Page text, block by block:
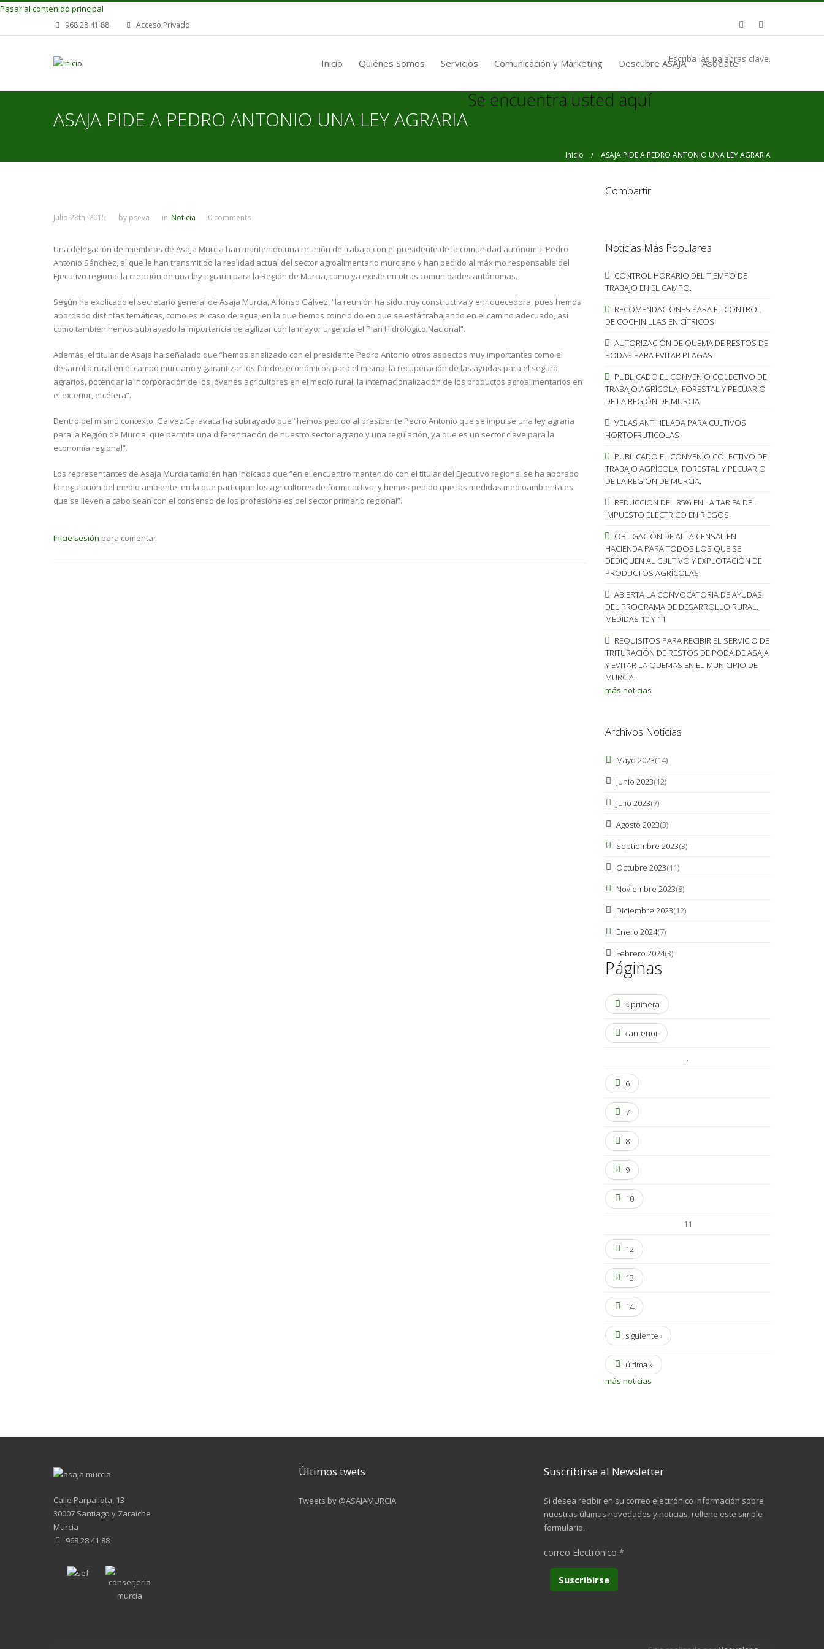
Pasar al contenido principal
968 28 41 88 Acceso Privado
Inicio Quiénes Somos Servicios Comunicación y Marketing Descubre ASAJA Asóciate
Escriba las palabras clave.
ASAJA PIDE A PEDRO ANTONIO UNA LEY AGRARIA
Se encuentra usted aquí
Inicio / ASAJA PIDE A PEDRO ANTONIO UNA LEY AGRARIA
Julio 28th, 2015 by pseva in Noticia 0 comments
Una delegación de miembros de Asaja Murcia han mantenido una reunión de trabajo con el presidente de la comunidad autónoma, Pedro
Antonio Sánchez, al que le han transmitido la realidad actual del sector agroalimentario murciano y han pedido al máximo responsable del
Ejecutivo regional la creación de una ley agraria para la Región de Murcia, como ya existe en otras comunidades autónomas.
Según ha explicado el secretario general de Asaja Murcia, Alfonso Gálvez, “la reunión ha sido muy constructiva y enriquecedora, pues hemos
abordado distintas temáticas, como es el caso de agua, en la que hemos coincidido en que se está trabajando en el camino adecuado, así
como también hemos subrayado la importancia de agilizar con la mayor urgencia el Plan Hidrológico Nacional”.
Además, el titular de Asaja ha señalado que “hemos analizado con el presidente Pedro Antonio otros aspectos muy importantes como el
desarrollo rural en el campo murciano y garantizar los fondos económicos para el mismo, la recuperación de las ayudas para el seguro
agrarios, potenciar la incorporación de los jóvenes agricultores en el medio rural, la internacionalización de los productos agroalimentarios en
el exterior, etcétera”.
Dentro del mismo contexto, Gálvez Caravaca ha subrayado que “hemos pedido al presidente Pedro Antonio que se impulse una ley agraria
para la Región de Murcia, que permita una diferenciación de nuestro sector agrario y una regulación, ya que es un sector clave para la
economía regional”.
Los representantes de Asaja Murcia también han indicado que “en el encuentro mantenido con el titular del Ejecutivo regional se ha aborado
la regulación del medio ambiente, en la que participan los agricultores de forma activa, y hemos pedido que las medidas medioambientales
que se lleven a cabo sean con el consenso de los profesionales del sector primario regional”.
Inicie sesión para comentar
Compartir
Noticias Más Populares
CONTROL HORARIO DEL TIEMPO DE
TRABAJO EN EL CAMPO.
RECOMENDACIONES PARA EL CONTROL
DE COCHINILLAS EN CÍTRICOS
AUTORIZACIÓN DE QUEMA DE RESTOS DE
PODAS PARA EVITAR PLAGAS
PUBLICADO EL CONVENIO COLECTIVO DE
TRABAJO AGRÍCOLA, FORESTAL Y PECUARIO
DE LA REGIÓN DE MURCIA
VELAS ANTIHELADA PARA CULTIVOS
HORTOFRUTICOLAS
PUBLICADO EL CONVENIO COLECTIVO DE
TRABAJO AGRÍCOLA, FORESTAL Y PECUARIO
DE LA REGIÓN DE MURCIA.
REDUCCION DEL 85% EN LA TARIFA DEL
IMPUESTO ELECTRICO EN RIEGOS
OBLIGACIÓN DE ALTA CENSAL EN
HACIENDA PARA TODOS LOS QUE SE
DEDIQUEN AL CULTIVO Y EXPLOTACIÓN DE
PRODUCTOS AGRÍCOLAS
ABIERTA LA CONVOCATORIA DE AYUDAS
DEL PROGRAMA DE DESARROLLO RURAL.
MEDIDAS 10 Y 11
REQUISITOS PARA RECIBIR EL SERVICIO DE
TRITURACIÓN DE RESTOS DE PODA DE ASAJA
Y EVITAR LA QUEMAS EN EL MUNICIPIO DE
MURCIA..
más noticias
Archivos Noticias
Mayo 2023(14)
Junio 2023(12)
Julio 2023(7)
Agosto 2023(3)
Septiembre 2023(3)
Octubre 2023(11)
Noviembre 2023(8)
Diciembre 2023(12)
Enero 2024(7)
Febrero 2024(3)
Páginas
« primera
‹ anterior
…
6
7
8
9
10
11
12
13
14
siguiente ›
última »
más noticias
Calle Parpallota, 13
30007 Santiago y Zaraiche
Murcia
968 28 41 88
Últimos twets
Tweets by @ASAJAMURCIA
Suscribirse al Newsletter
Si desea recibir en su correo electrónico información sobre
nuestras últimas novedades y noticias, rellene este simple
formulario.
correo Electrónico *